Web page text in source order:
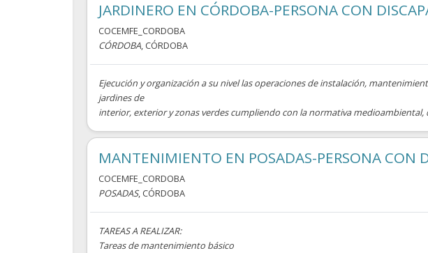
JARDINERO EN CÓRDOBA-PERSONA CON
COCEMFE_CORDOBA
CÓRDOBA, CÓRDOBA
Ejecución y organización a su nivel las operaciones de instalación,
jardines de
interior, exterior y zonas verdes cumpliendo con la normativa medioambiental,
MANTENIMIENTO EN POSADAS-PERSONA CON
COCEMFE_CORDOBA
POSADAS, CÓRDOBA
TAREAS A REALIZAR:
Tareas de mantenimiento básico